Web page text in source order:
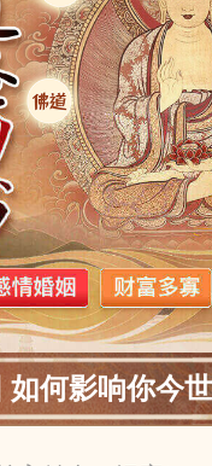
如何影响你今